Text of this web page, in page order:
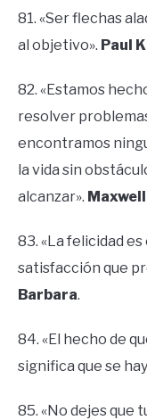
81. «Ser flechas
al objetivo». Paul
82. «Estamos
resolver
encontramos
la vida sin
alcanzar».
83. «La felicidad
satisfacción que
Barbara.
84. «El hecho de
significa que se
85. «No dejes que